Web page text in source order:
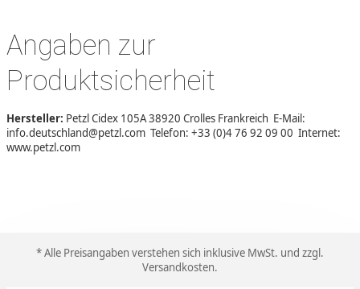
Angaben zur
Produktsicherheit
Hersteller: Petzl Cidex 105A 38920 Crolles Frankreich E-Mail:
info.deutschland@petzl.com Telefon: +33 (0)4 76 92 09 00 Internet:
www.petzl.com
* Alle Preisangaben verstehen sich inklusive MwSt. und zzgl.
Versandkosten.